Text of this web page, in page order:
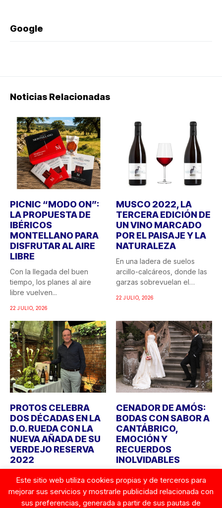
Google
Noticias Relacionadas
PICNIC “MODO ON”:
LA PROPUESTA DE
IBÉRICOS
MONTELLANO PARA
DISFRUTAR AL AIRE
LIBRE
Con la llegada del buen
tiempo, los planes al aire
libre vuelven...
22 JULIO, 2026
MUSCO 2022, LA
TERCERA EDICIÓN DE
UN VINO MARCADO
POR EL PAISAJE Y LA
NATURALEZA
En una ladera de suelos
arcillo-calcáreos, donde las
garzas sobrevuelan el
22 JULIO, 2026
PROTOS CELEBRA
DOS DÉCADAS EN LA
D.O. RUEDA CON LA
NUEVA AÑADA DE SU
VERDEJO RESERVA
2022
este año el 20º aniversario
de su llegada a...
CENADOR DE AMÓS:
BODAS CON SABOR A
CANTÁBRICO,
EMOCIÓN Y
RECUERDOS
INOLVIDABLES
alguien imaginaba una boda,
la atención se centraba en...
Este sitio web utiliza cookies propias y de terceros para
mejorar sus servicios y mostrarle publicidad relacionada con
sus preferencias, generada a partir de sus pautas de